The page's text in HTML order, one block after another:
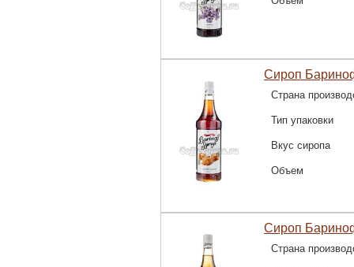
Сироп
Страна
Тип упаковки
Вкус сиропа
Объем
Сироп
Страна